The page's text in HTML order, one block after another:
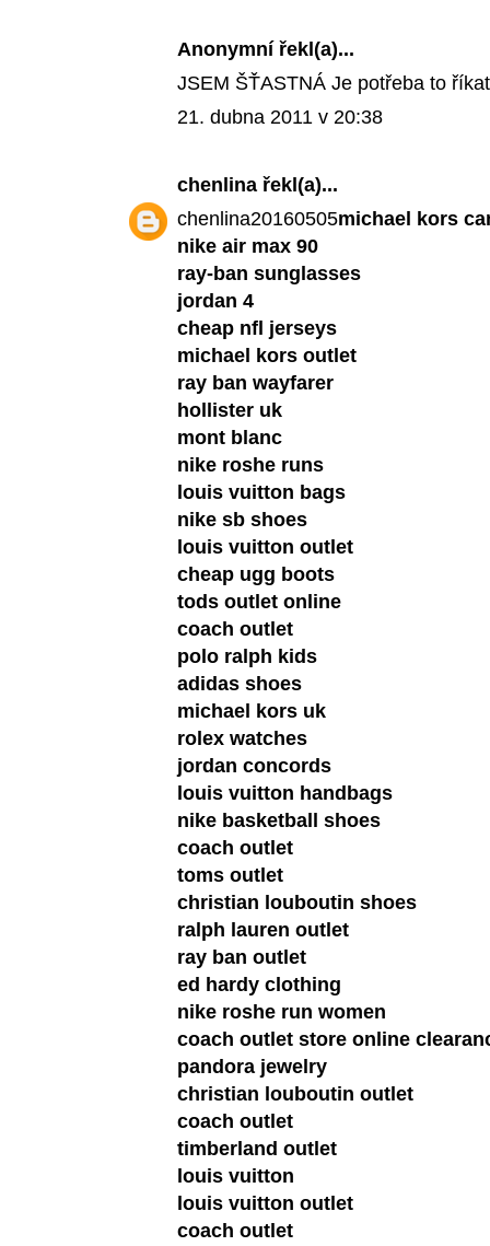
Anonymní řekl(a)...
JSEM ŠŤASTNÁ Je potřeba to
21. dubna 2011 v 20:38
chenlina řekl(a)...
chenlina20160505michael kors
nike air max 90
ray-ban sunglasses
jordan 4
cheap nfl jerseys
michael kors outlet
ray ban wayfarer
hollister uk
mont blanc
nike roshe runs
louis vuitton bags
nike sb shoes
louis vuitton outlet
cheap ugg boots
tods outlet online
coach outlet
polo ralph kids
adidas shoes
michael kors uk
rolex watches
jordan concords
louis vuitton handbags
nike basketball shoes
coach outlet
toms outlet
christian louboutin shoes
ralph lauren outlet
ray ban outlet
ed hardy clothing
nike roshe run women
coach outlet store online
pandora jewelry
christian louboutin outlet
coach outlet
timberland outlet
louis vuitton
louis vuitton outlet
coach outlet